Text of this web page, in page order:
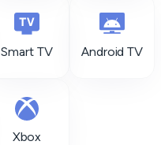
Smart TV Android TV
Xbox